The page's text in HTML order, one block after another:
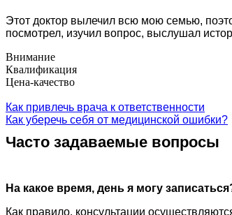
Этот доктор вылечил всю мою семью,
посмотрел, изучил вопрос, выслушал
Внимание
Квалификация
Цена-качество
Как привлечь врача к ответственности
Как уберечь себя от медицинской ошибки?
Часто задаваемые вопросы
На какое время, день я могу
Как правило, консультации